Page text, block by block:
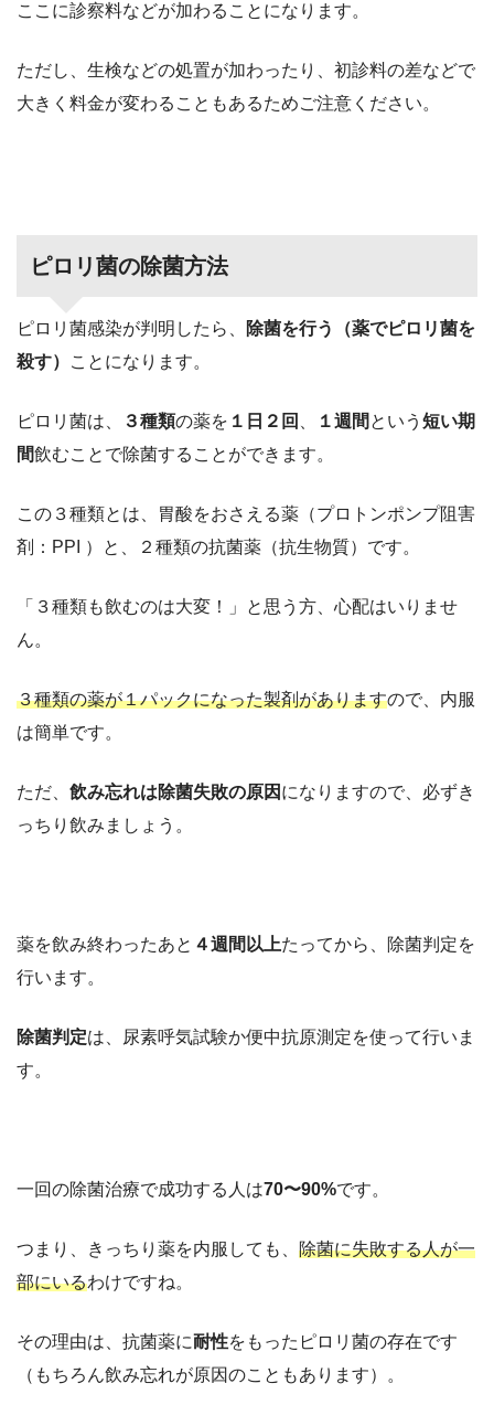
ここに診察料などが加わることになります。
ただし、生検などの処置が加わったり、初診料の差などで
大きく料金が変わることもあるためご注意ください。
ピロリ菌の除菌方法
ピロリ菌感染が判明したら、
除菌を行う（薬でピロリ菌を
殺す）
ことになります。
ピロリ菌は、 ３種類の薬を １日２回 １週間 という 短い期
間飲むことで除菌することができます。
この３種類とは、胃酸をおさえる薬（プロトンポンプ阻害
剤：PPI ）と、２種類の抗菌薬（抗生物質）です。
「３種類も飲むのは大変！」と思う方、心配はいりませ
ん。
３種類の薬が１パックになった製剤がありますので、内服
は簡単です。
ただ、 飲み忘れは除菌失敗の原因 になりますので、必ずき
っちり飲みましょう。
薬を飲み終わったあと ４週間以上たってから、除菌判定を
行います。
除菌判定は、尿素呼気試験か便中抗原測定を使って行いま
す。
一回の除菌治療で成功する人は70〜90%です。
つまり、きっちり薬を内服しても、 除菌に失敗する人が一
部にいるわけですね。
その理由は、抗菌薬に耐性をもったピロリ菌の存在です
（もちろん飲み忘れが原因のこともあります）。